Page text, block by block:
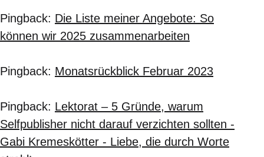
Pingback: Die Liste meiner Angebote: So
können wir 2025 zusammenarbeiten
Pingback: Monatsrückblick Februar 2023
Pingback: Lektorat – 5 Gründe, warum
Selfpublisher nicht darauf verzichten sollten -
Gabi Kremeskötter - Liebe, die durch Worte